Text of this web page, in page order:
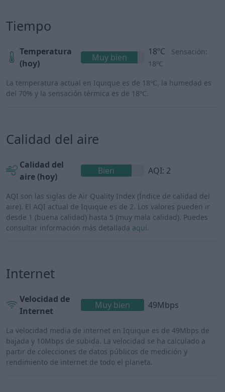
Tiempo
Temperatura
(hoy)
Muy bien
18ºC
Sensación:
18ºC
La temperatura actual en Iquique es de 18ºC, la humedad es
del 70% y la sensación térmica es de 18ºC.
Calidad del aire
Calidad del
aire (hoy)
Bien AQI: 2
AQI son las siglas de Air Quality Index (Índice de calidad del
aire). El AQI actual de Iquique es de 2. Los valores pueden ir
desde 1 (buena calidad) hasta 5 (muy mala calidad). Puedes
consultar información más detallada aquí.
Internet
Velocidad de
Internet
Muy bien 49Mbps
La velocidad media de internet en Iquique es de 49Mbps de
bajada y 10Mbps de subida. La velocidad se ha calculado a
partir de colecciones de datos públicos de medición y
rendimiento de internet de todo el planeta.